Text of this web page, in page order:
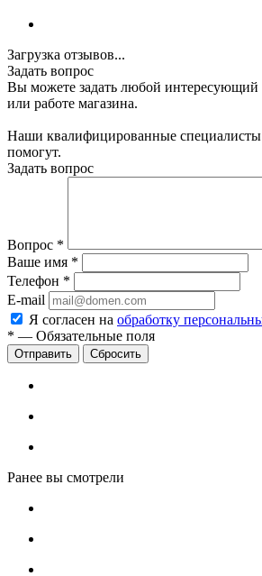
Загрузка отзывов...
Задать вопрос
Вы можете задать любой интересующий
или работе магазина.
Наши квалифицированные специалисты
помогут.
Задать вопрос
Вопрос *
Ваше имя *
Телефон *
E-mail
Я согласен на обработку
* — Обязательные поля
Сбросить
Ранее вы смотрели